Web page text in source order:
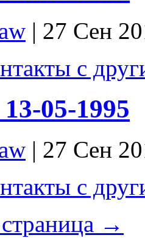
| 27 Сен
с
05-1995
| 27 Сен
с
→